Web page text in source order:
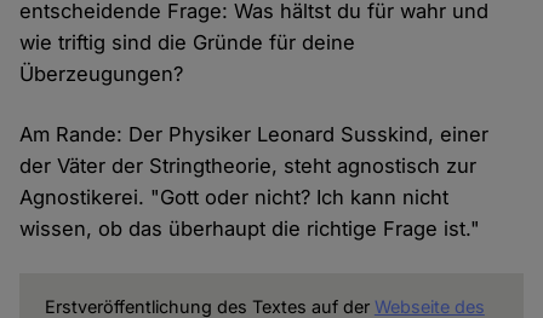
entscheidende Frage: Was hältst du für wahr und
wie triftig sind die Gründe für deine
Überzeugungen?
Am Rande: Der Physiker Leonard Susskind, einer
der Väter der Stringtheorie, steht agnostisch zur
Agnostikerei. "Gott oder nicht? Ich kann nicht
wissen, ob das überhaupt die richtige Frage ist."
Erstveröffentlichung des Textes auf der Webseite des